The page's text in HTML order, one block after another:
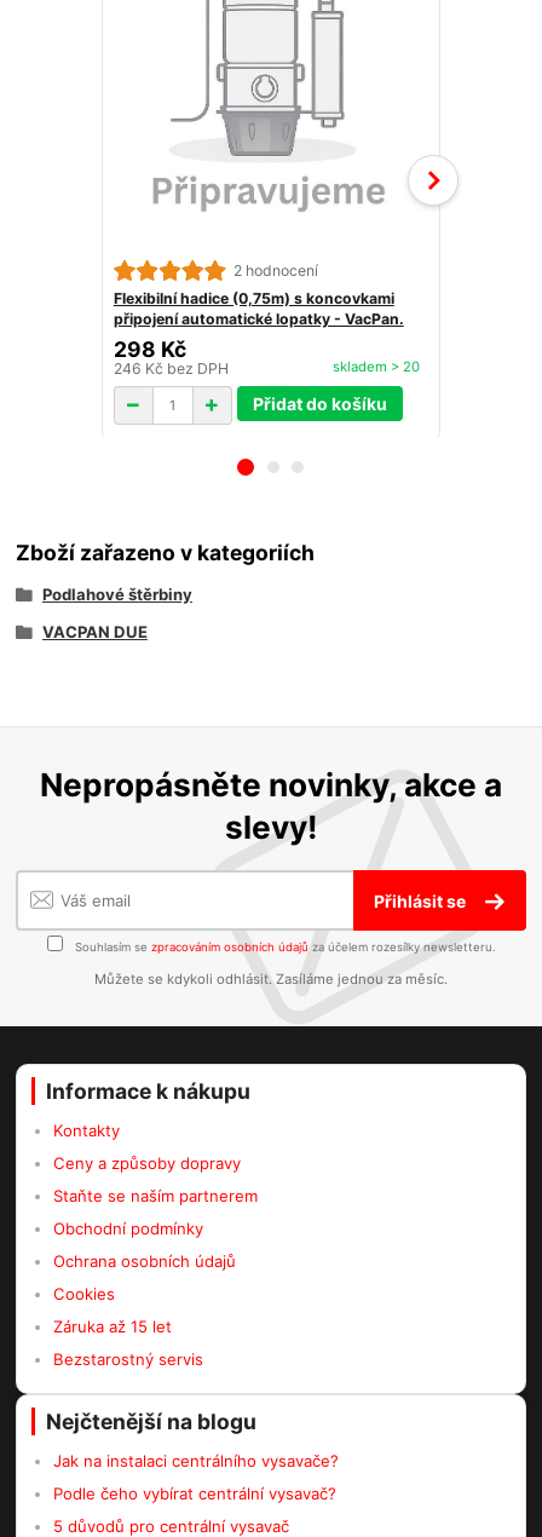
2 hodnocení
Flexibilní hadice (0,75m) s koncovkami
připojení automatické lopatky - VacPan.
298 Kč
246 Kč bez DPH skladem > 20
Přidat do košíku
Zboží zařazeno v kategoriích
Podlahové štěrbiny
VACPAN DUE
Nepropásněte novinky, akce a
slevy!
Přihlásit se
Souhlasím se zpracováním osobních údajů za účelem rozesílky newsletteru.
Můžete se kdykoli odhlásit. Zasíláme jednou za měsíc.
Informace k nákupu
Kontakty
Ceny a způsoby dopravy
Staňte se naším partnerem
Obchodní podmínky
Ochrana osobních údajů
Cookies
Záruka až 15 let
Bezstarostný servis
Nejčtenější na blogu
Jak na instalaci centrálního vysavače?
Podle čeho vybírat centrální vysavač?
5 důvodů pro centrální vysavač